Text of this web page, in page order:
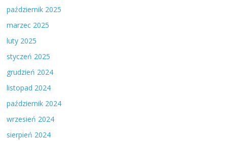
październik 2025
marzec 2025
luty 2025
styczeń 2025
grudzień 2024
listopad 2024
październik 2024
wrzesień 2024
sierpień 2024